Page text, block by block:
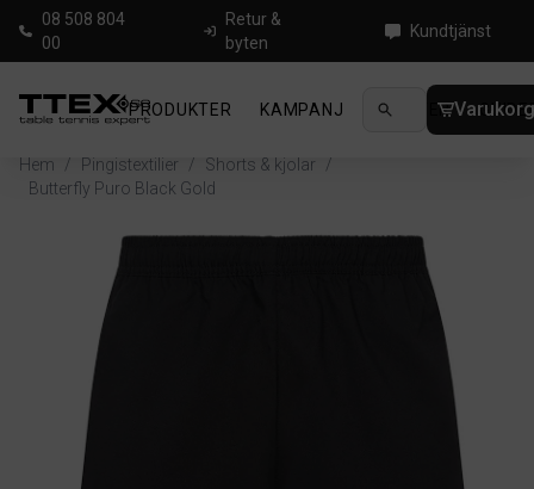
08 508 804
00
Retur &
byten
Kundtjänst
PRODUKTER KAMPANJ NYHETER
Hem / Pingistextilier / Shorts & kjolar
/
Butterfly Puro Black Gold